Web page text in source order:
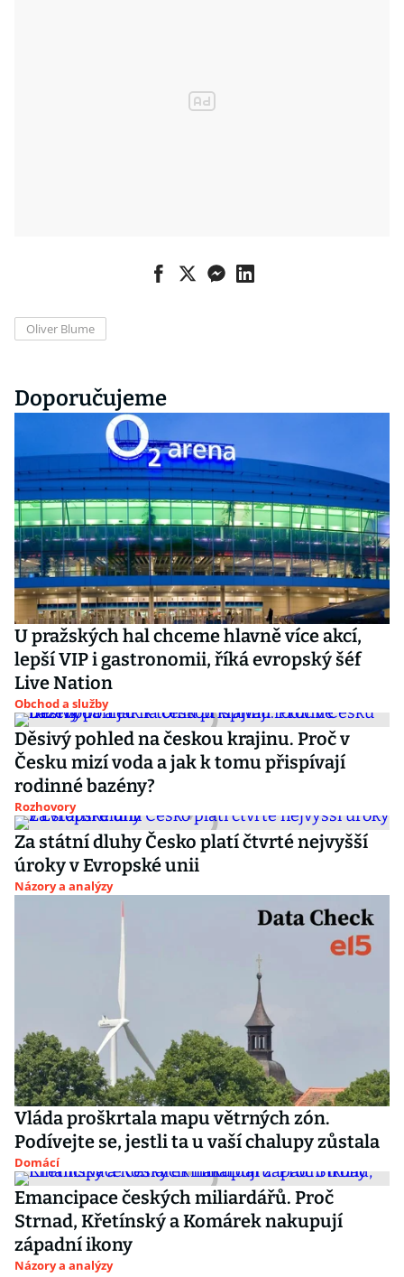
Oliver Blume
Doporučujeme
U pražských hal chceme hlavně více akcí,
lepší VIP i gastronomii, říká evropský šéf
Live Nation
Obchod a služby
Děsivý pohled na českou krajinu. Proč v
Česku mizí voda a jak k tomu přispívají
rodinné bazény?
Rozhovory
Za státní dluhy Česko platí čtvrté nejvyšší
úroky v Evropské unii
Názory a analýzy
Vláda proškrtala mapu větrných zón.
Podívejte se, jestli ta u vaší chalupy zůstala
Domácí
Emancipace českých miliardářů. Proč
Strnad, Křetínský a Komárek nakupují
západní ikony
Názory a analýzy